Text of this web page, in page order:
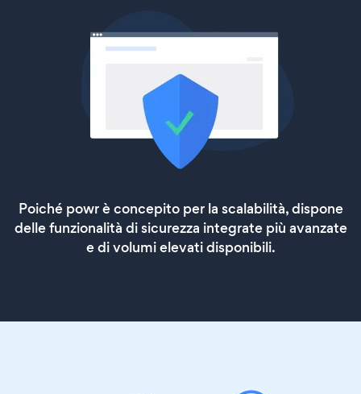
Poiché powr è concepito per la scalabilità, dispone
delle funzionalità di sicurezza integrate più avanzate
e di volumi elevati disponibili.